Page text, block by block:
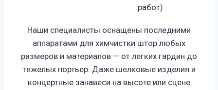
работ)
Наши специалисты оснащены последними
аппаратами для химчистки штор любых
размеров и материалов — от легких гардин до
тяжелых портьер. Даже шелковые изделия и
концертные занавеси на высоте или сцене